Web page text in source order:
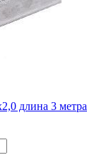
длина 3 метра